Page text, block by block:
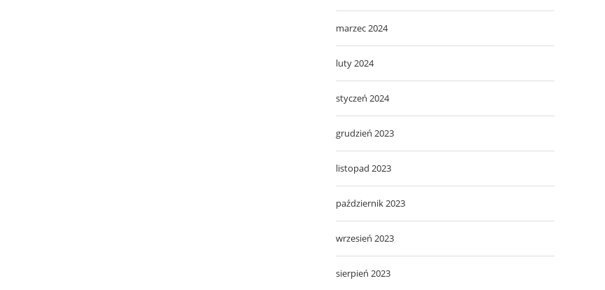
marzec 2024
luty 2024
styczeń 2024
grudzień 2023
listopad 2023
październik 2023
wrzesień 2023
sierpień 2023